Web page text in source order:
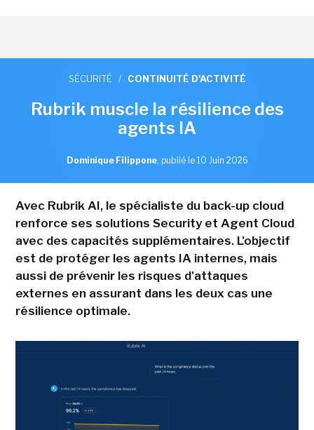
SÉCURITÉ / CONTINUITÉ D'ACTIVITÉ
Rubrik muscle la résilience des
agents IA
Dominique Filippone, publié le 10 Juin 2026
Avec Rubrik AI, le spécialiste du back-up cloud
renforce ses solutions Security et Agent Cloud
avec des capacités supplémentaires. L'objectif
est de protéger les agents IA internes, mais
aussi de prévenir les risques d'attaques
externes en assurant dans les deux cas une
résilience optimale.